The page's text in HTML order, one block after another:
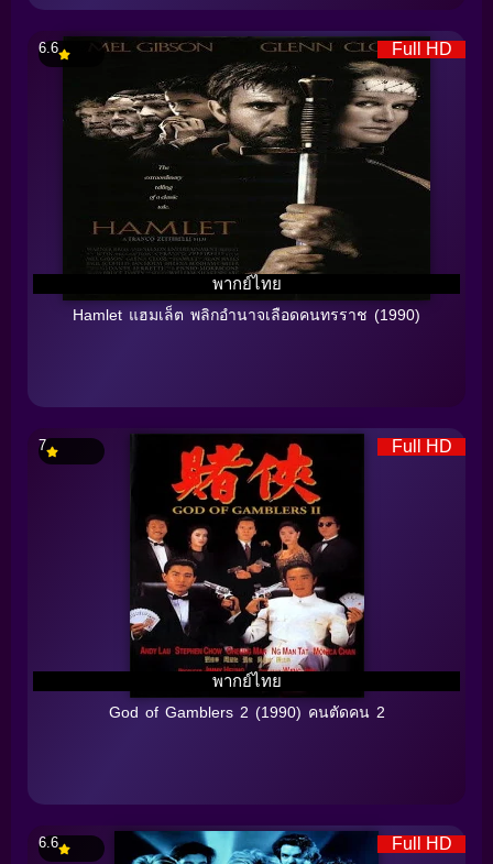
Full HD
พากย์ไทย
6.6
Hamlet แฮมเล็ต พลิกอำนาจเลือดคนทรราช (1990)
Full HD
พากย์ไทย
7
God of Gamblers 2 (1990) คนตัดคน 2
Full HD
6.6